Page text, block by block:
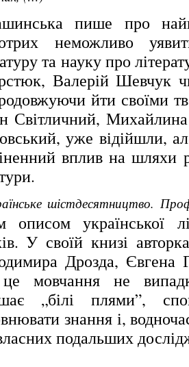
пише про
неможливо
та науку про
Валерій Шевчук
йти своїми
Світличний,
уже відійшли,
вплив на шляхи
шістдесятництво.
української
У своїй книзі
Дрозда, Євгена
мовчання не
„білі плями”,
знання і,
подальших